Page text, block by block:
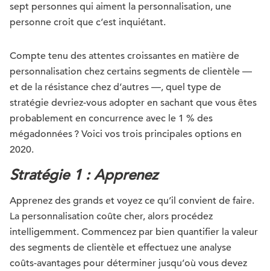
sept personnes qui aiment la personnalisation, une
personne croit que c’est inquiétant.
Compte tenu des attentes croissantes en matière de
personnalisation chez certains segments de clientèle —
et de la résistance chez d’autres —, quel type de
stratégie devriez-vous adopter en sachant que vous êtes
probablement en concurrence avec le 1 % des
mégadonnées ? Voici vos trois principales options en
2020.
Stratégie 1 : Apprenez
Apprenez des grands et voyez ce qu’il convient de faire.
La personnalisation coûte cher, alors procédez
intelligemment. Commencez par bien quantifier la valeur
des segments de clientèle et effectuez une analyse
coûts-avantages pour déterminer jusqu’où vous devez